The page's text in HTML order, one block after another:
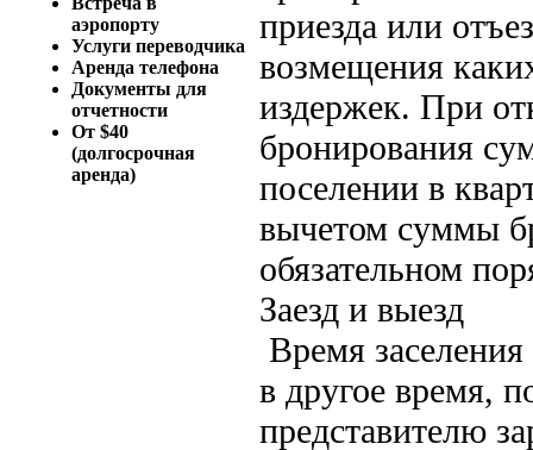
аэропорту
Услуги переводчика
Аренда телефона
Документы для
отчетности
От $40
(долгосрочная
аренда)
приезда или
возмещения
издержек. При
бронирования
поселении в
вычетом суммы
обязательном
Заезд и выезд
Время
в другое время,
представителю